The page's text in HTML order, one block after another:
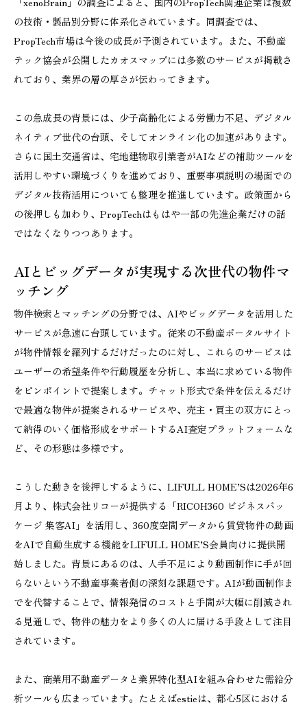
の技術・製品別分野に体系化されています。同調査では、
PropTech市場は今後の成長が予測されています。また、不動産
テック協会が公開したカオスマップには多数のサービスが掲載さ
れており、業界の層の厚さが伝わってきます。
この急成長の背景には、少子高齢化による労働力不足、デジタル
ネイティブ世代の台頭、そしてオンライン化の加速があります。
さらに国土交通省は、宅地建物取引業者がAIなどの補助ツールを
活用しやすい環境づくりを進めており、重要事項説明の場面での
デジタル技術活用についても整理を推進しています。政策面から
の後押しも加わり、PropTechはもはや一部の先進企業だけの話
ではなくなりつつあります。
AIとビッグデータが実現する次世代の物件マ
ッチング
物件検索とマッチングの分野では、AIやビッグデータを活用した
サービスが急速に台頭しています。従来の不動産ポータルサイト
が物件情報を羅列するだけだったのに対し、これらのサービスは
ユーザーの希望条件や行動履歴を分析し、本当に求めている物件
をピンポイントで提案します。チャット形式で条件を伝えるだけ
で最適な物件が提案されるサービスや、売主・買主の双方にとっ
て納得のいく価格形成をサポートするAI査定プラットフォームな
ど、その形態は多様です。
こうした動きを後押しするように、LIFULL HOME’Sは2026年6
月より、株式会社リコーが提供する「RICOH360 ビジネスパッ
ケージ 集客AI」を活用し、360度空間データから賃貸物件の動画
をAIで自動生成する機能をLIFULL HOME’S会員向けに提供開
始しました。背景にあるのは、人手不足により動画制作に手が回
らないという不動産事業者側の深刻な課題です。AIが動画制作ま
でを代替することで、情報発信のコストと手間が大幅に削減され
る見通しで、物件の魅力をより多くの人に届ける手段として注目
されています。
また、商業用不動産データと業界特化型AIを組み合わせた需給分
析ツールも広まっています。たとえばestieは、都心5区における